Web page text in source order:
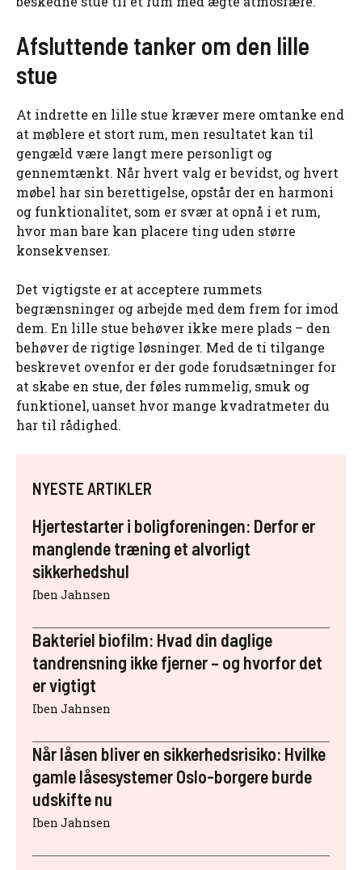
Afsluttende tanker om den lille
stue
At indrette en lille stue kræver mere omtanke end
at møblere et stort rum, men resultatet kan til
gengæld være langt mere personligt og
gennemtænkt. Når hvert valg er bevidst, og hvert
møbel har sin berettigelse, opstår der en harmoni
og funktionalitet, som er svær at opnå i et rum,
hvor man bare kan placere ting uden større
konsekvenser.
Det vigtigste er at acceptere rummets
begrænsninger og arbejde med dem frem for imod
dem. En lille stue behøver ikke mere plads – den
behøver de rigtige løsninger. Med de ti tilgange
beskrevet ovenfor er der gode forudsætninger for
at skabe en stue, der føles rummelig, smuk og
funktionel, uanset hvor mange kvadratmeter du
har til rådighed.
NYESTE ARTIKLER
Hjertestarter i boligforeningen: Derfor er
manglende træning et alvorligt
sikkerhedshul
Iben Jahnsen
Bakteriel biofilm: Hvad din daglige
tandrensning ikke fjerner – og hvorfor det
er vigtigt
Iben Jahnsen
Når låsen bliver en sikkerhedsrisiko: Hvilke
gamle låsesystemer Oslo-borgere burde
udskifte nu
Iben Jahnsen